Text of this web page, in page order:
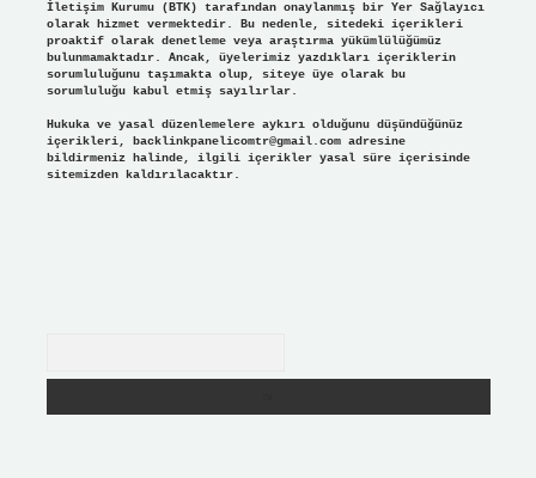
İletişim Kurumu (BTK) tarafından onaylanmış bir Yer Sağlayıcı
olarak hizmet vermektedir. Bu nedenle, sitedeki içerikleri
proaktif olarak denetleme veya araştırma yükümlülüğümüz
bulunmamaktadır. Ancak, üyelerimiz yazdıkları içeriklerin
sorumluluğunu taşımakta olup, siteye üye olarak bu
sorumluluğu kabul etmiş sayılırlar.
Hukuka ve yasal düzenlemelere aykırı olduğunu düşündüğünüz
içerikleri,
backlinkpanelicomtr@gmail.comadresine
bildirmeniz halinde, ilgili içerikler yasal süre içerisinde
sitemizden kaldırılacaktır.